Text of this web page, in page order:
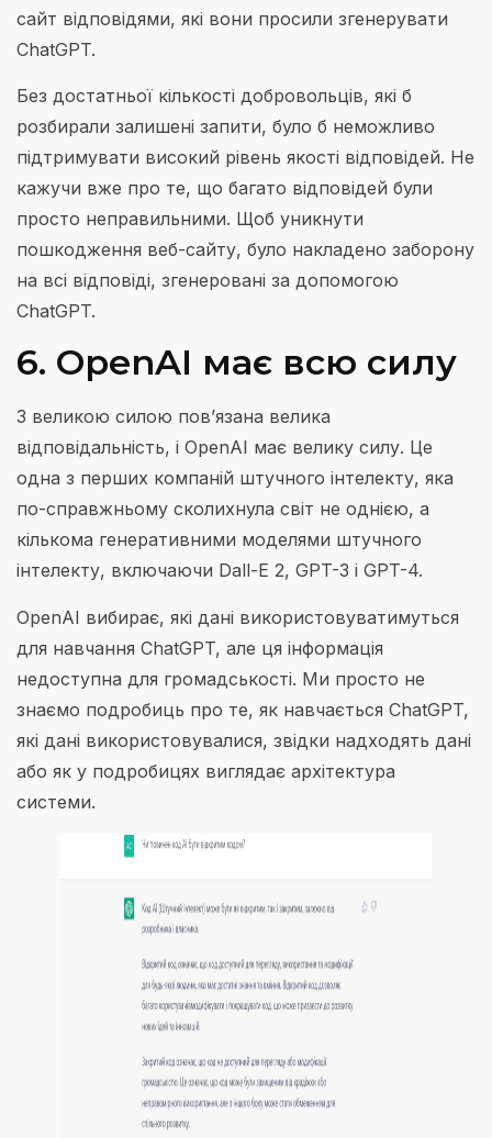
сайт відповідями, які вони просили згенерувати
ChatGPT.
Без достатньої кількості добровольців, які б
розбирали залишені запити, було б неможливо
підтримувати високий рівень якості відповідей. Не
кажучи вже про те, що багато відповідей були
просто неправильними. Щоб уникнути
пошкодження веб-сайту, було накладено заборону
на всі відповіді, згенеровані за допомогою
ChatGPT.
6. OpenAI має всю силу
З великою силою пов’язана велика
відповідальність, і OpenAI має велику силу. Це
одна з перших компаній штучного інтелекту, яка
по-справжньому сколихнула світ не однією, а
кількома генеративними моделями штучного
інтелекту, включаючи Dall-E 2, GPT-3 і GPT-4.
OpenAI вибирає, які дані використовуватимуться
для навчання ChatGPT, але ця інформація
недоступна для громадськості. Ми просто не
знаємо подробиць про те, як навчається ChatGPT,
які дані використовувалися, звідки надходять дані
або як у подробицях виглядає архітектура
системи.